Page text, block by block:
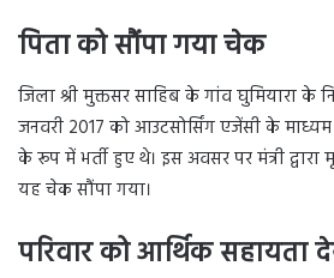
पिता को सौंपा गया चेक
जिला श्री मुक्तसर साहिब के गांव घुमियारा के
जनवरी 2017 को आउटसोर्सिंग एजेंसी के
के रूप में भर्ती हुए थे। इस अवसर पर मंत्री
यह चेक सौंपा गया।
परिवार को आर्थिक सहायता